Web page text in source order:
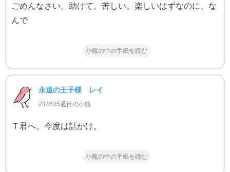
ごめんなさい。助けて。苦しい。楽しいはずなのに、な
んで
小瓶の中の手紙を読む
永遠の王子様 レイ
234625通目の小瓶
Ｔ君へ。今度は話かけ。
小瓶の中の手紙を読む